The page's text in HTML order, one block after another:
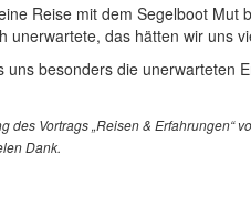
Reise mit dem Segelboot
unerwartete, das hätten wir uns
uns besonders die unerwarteten
des Vortrags „Reisen & Erfahrungen“
Dank.